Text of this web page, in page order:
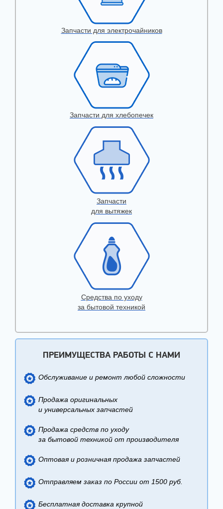
Запчасти для электрочайников
Запчасти для хлебопечек
Запчасти
для вытяжек
Средства по уходу
за бытовой техникой
ПРЕИМУЩЕСТВА РАБОТЫ С НАМИ
Обслуживание и ремонт любой сложности
Продажа оригинальных
и универсальных запчастей
Продажа средств по уходу
за бытовой техникой от производителя
Оптовая и розничная продажа запчастей
Отправляем заказ по России от 1500 руб.
Бесплатная доставка крупной